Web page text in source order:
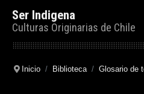
Ser Indigena
Culturas Originarias de Chile
Inicio Biblioteca Glosario de